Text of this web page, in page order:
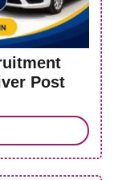
Post